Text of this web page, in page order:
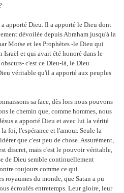
apporté Dieu. Il a apporté le Dieu dont
dévoilée depuis Abraham jusqu'à la
Moïse et les Prophètes -le Dieu qui
Israël et qui avait été honoré dans le
c'est ce Dieu-là, le Dieu
véritable qu'il a apporté aux peuples
sa face, dès lors nous pouvons
le chemin que, comme hommes, nous
a apporté Dieu et avec lui la vérité
foi, l'espérance et l'amour. Seule la
que c'est peu de chose. Assurément,
discret, mais c'est le pouvoir véritable,
de Dieu semble continuellement
toujours comme ce qui
royaumes du monde, que Satan a pu
écroulés entretemps. Leur gloire, leur